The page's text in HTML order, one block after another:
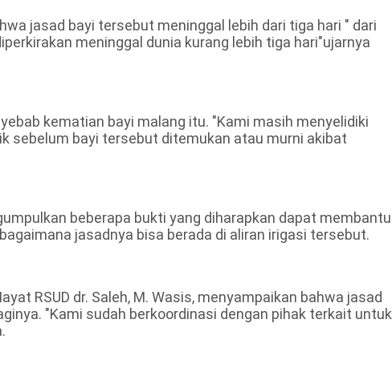
jasad bayi tersebut meninggal lebih dari tiga hari " dari
meninggal dunia kurang lebih tiga hari"ujarnya
kematian bayi malang itu. "Kami masih menyelidiki
sebelum bayi tersebut ditemukan atau murni akibat
beberapa bukti yang diharapkan dapat membantu
jasadnya bisa berada di aliran irigasi tersebut.
RSUD dr. Saleh, M. Wasis, menyampaikan bahwa jasad
"Kami sudah berkoordinasi dengan pihak terkait untuk